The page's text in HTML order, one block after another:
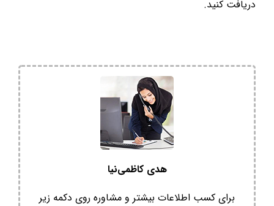
دریافت کنید.
هدی کاظمی‌نیا
برای کسب اطلاعات بیشتر و مشاوره روی دکمه زیر